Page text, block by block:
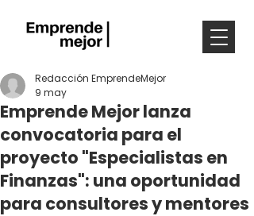
Emprende Mejor lanza
convocatoria para el
proyecto "Especialistas en
Finanzas": una oportunidad
para consultores y mentores
Redacción EmprendeMejor
9 may